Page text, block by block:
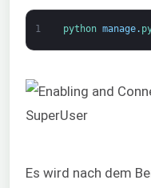
1 python manage.
Es wird nach dem